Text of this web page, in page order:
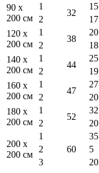
90 x
200 см
1
32
15
2 17
120 x
200 см
1
38
20
2 18
140 x
200 см
1
44
25
2 19
160 x
200 см
1
47
27
2 20
180 x
200 см
1
52
32
2 20
200 x
200 см
1
60
35
2 5
3
20